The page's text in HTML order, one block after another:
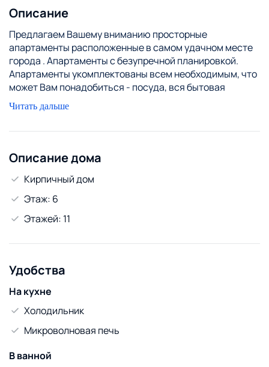
Описание
Предлагаем Вашему вниманию просторные
апартаменты расположенные в самом удачном месте
города . Апартаменты с безупречной планировкой.
Апартаменты укомплектованы всем необходимым, что
может Вам понадобиться - посуда, вся бытовая
техника, постельное бельё, WI-FI ср-ва личной
гигиены. Предоставление отчетных документов
бюджет.
За каждого следующего гостя + 20 р
Читать дальше
Описание дома
Кирпичный дом
Этаж: 6
Этажей: 11
Удобства
На кухне
Холодильник
Микроволновая печь
В ванной